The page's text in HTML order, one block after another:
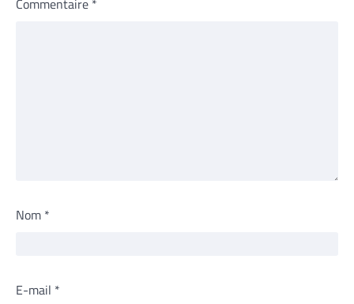
Nom *
E-mail *